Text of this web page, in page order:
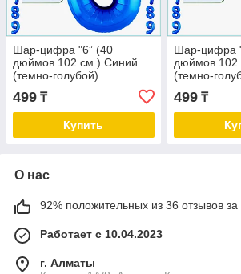
Шар-цифра "6” (40
дюймов 102 см.) Синий
(темно-голубой)
499 ₸
Купить
Шар-цифра
дюймов 102
(темно-
499₸
О нас
92% положительных из 36 отзывов за
Работает с 10.04.2023
г. Алматы